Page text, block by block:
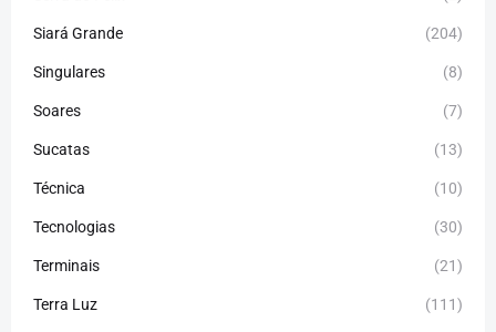
Siará Grande (204)
Singulares (8)
Soares (7)
Sucatas (13)
Técnica (10)
Tecnologias (30)
Terminais (21)
Terra Luz (111)